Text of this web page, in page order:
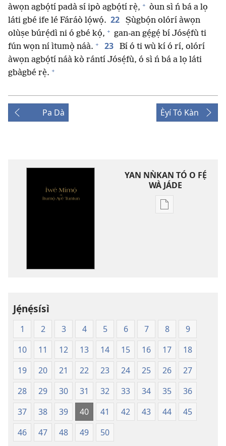
àwọn agbọ́tí padà sí ipò agbọ́tí rẹ̀, + òun sì ń bá a lọ
láti gbé ife lé Fáráò lọ́wọ́. 22
Ṣùgbọ́n olórí àwọn
olùṣe búrẹ́dì ni ó gbé kọ́, + gan-an gẹ́gẹ́ bí Jósẹ́fù ti
fún wọn ní ìtumọ̀ náà. + 23
Bí ó ti wù kí ó rí, olórí
àwọn agbọ́tí náà kò rántí Jósẹ́fù, ó sì ń bá a lọ láti
gbàgbé rẹ̀. +
Pa Dà Èyí Tó Kàn
YAN NǸKAN TÓ O FẸ́
WÀ JÁDE
Bó
ní
Ìtumọ̀
Ayé
Tuntun
(Softcover
Edition)
Jẹ́nẹ́sísì
1 2 3 4 5 6 7 8
9
10
11 12 13 14 15 16 17
18
19
20 21 22 23 24 25 26
27
28
29 30 31 32 33 34 35
36
37
38 39 40 41 42 43 44
45
46
47 48 49 50